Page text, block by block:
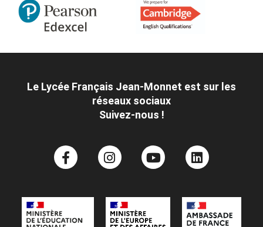
Le Lycée Français Jean-Monnet est sur les
réseaux sociaux
Suivez-nous !